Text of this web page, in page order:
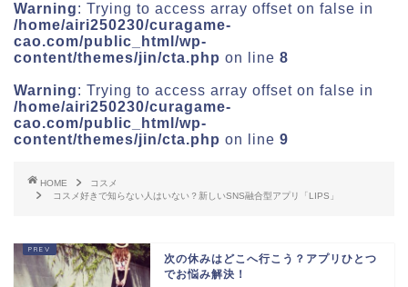
Warning: Trying to access array offset on false in
/home/airi250230/curagame-
cao.com/public_html/wp-
content/themes/jin/cta.php on line 8
Warning: Trying to access array offset on false in
/home/airi250230/curagame-
cao.com/public_html/wp-
content/themes/jin/cta.php on line 9
HOME
コスメ
コスメ好きで知らない人はいない？新しいSNS融合型アプリ「LIPS」
次の休みはどこへ行こう？アプリひとつ
でお悩み解決！